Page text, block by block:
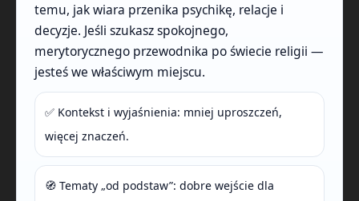
temu, jak wiara przenika psychikę, relacje i
decyzje. Jeśli szukasz spokojnego,
merytorycznego przewodnika po świecie religii —
jesteś we właściwym miejscu.
✅ Kontekst i wyjaśnienia: mniej uproszczeń,
więcej znaczeń.
🧭 Tematy „od podstaw”: dobre wejście dla